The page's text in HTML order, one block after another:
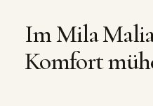
Im Mila
Komfort